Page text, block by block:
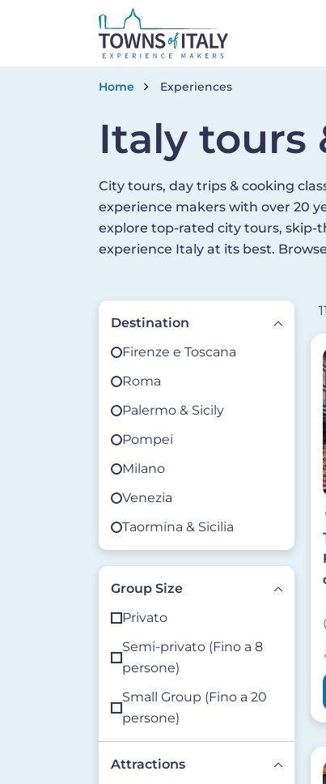
Briciole di pane
Home Experiences
Italy tours
City tours, day trips & cooking
experience makers with over 20
explore top-rated city tours, skip-
experience Italy at its best.
Destination
Firenze e Toscana
Roma
Palermo & Sicily
Pompei
Milano
Venezia
Taormina & Sicilia
Group Size
Privato
Semi-privato (Fino a 8
persone)
Small Group (Fino a 20
persone)
Attractions